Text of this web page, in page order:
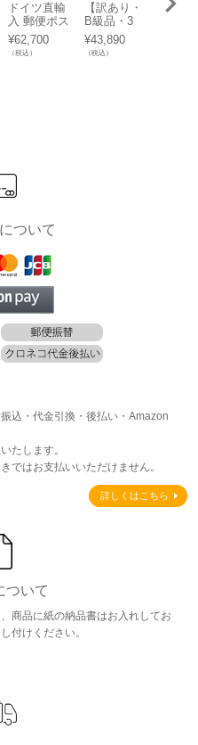
ドイツ直輸
入 郵便ポス
ト 「ラーデ
ィウスデザ
イン （RAD
¥62,700
（税込）
【訳あり・
B級品・3
0%OFF】
【返品不
可】 「ラー
¥43,890
（税込）
「ラ
ついて
込・代金引換・後払い・Amazon
たします。
ではお支払いいただけません。
詳しくはこちら
ついて
商品に紙の納品書はお入れしてお
付けください。